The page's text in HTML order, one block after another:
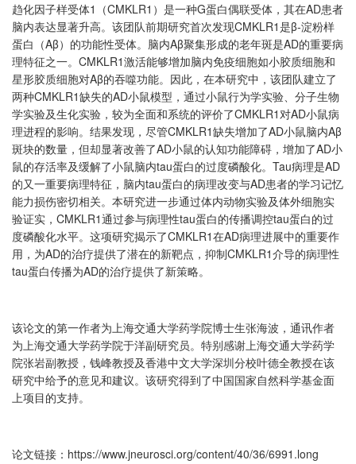
趋化因子样受体1 （CMKLR1 ）是一种G蛋白偶联受体，其在AD患者
脑内表达显著升高。该团队前期研究首次发现CMKLR1 是β-淀粉样
蛋白（Aβ ）的功能性受体。脑内Aβ聚集形成的老年斑是AD的重要病
理特征之一。 CMKLR1 激活能够增加脑内免疫细胞如小胶质细胞和
星形胶质细胞对Aβ的吞噬功能。因此，在本研究中，该团队建立了
两种CMKLR1 缺失的AD小鼠模型，通过小鼠行为学实验、分子生物
学实验及生化实验，较为全面和系统的评价了CMKLR1 对AD小鼠病
理进程的影响。结果发现，尽管CMKLR1 缺失增加了AD小鼠脑内Aβ
斑块的数量，但却显著改善了AD小鼠的认知功能障碍，增加了AD小
鼠的存活率及缓解了小鼠脑内tau蛋白的过度磷酸化。 Tau病理是AD
的又一重要病理特征，脑内tau蛋白的病理改变与AD患者的学习记忆
能力损伤密切相关。本研究进一步通过体内动物实验及体外细胞实
验证实， CMKLR1 通过参与病理性tau蛋白的传播调控tau蛋白的过
度磷酸化水平。这项研究揭示了CMKLR1 在AD病理进展中的重要作
用，为AD的治疗提供了潜在的新靶点，抑制 CMKLR1 介导的病理性
tau蛋白传播为AD的治疗提供了新策略。
该论文的第一作者为上海交通大学药学院博士生张海波，通讯作者
为上海交通大学药学院于洋副研究员。特别感谢上海交通大学药学
院张岩副教授，钱峰教授及香港中文大学深圳分校叶德全教授在该
研究中给予的意见和建议。该研究得到了中国国家自然科学基金面
上项目的支持。
论文链接： https://www.jneurosci.org/content/40/36/6991.long